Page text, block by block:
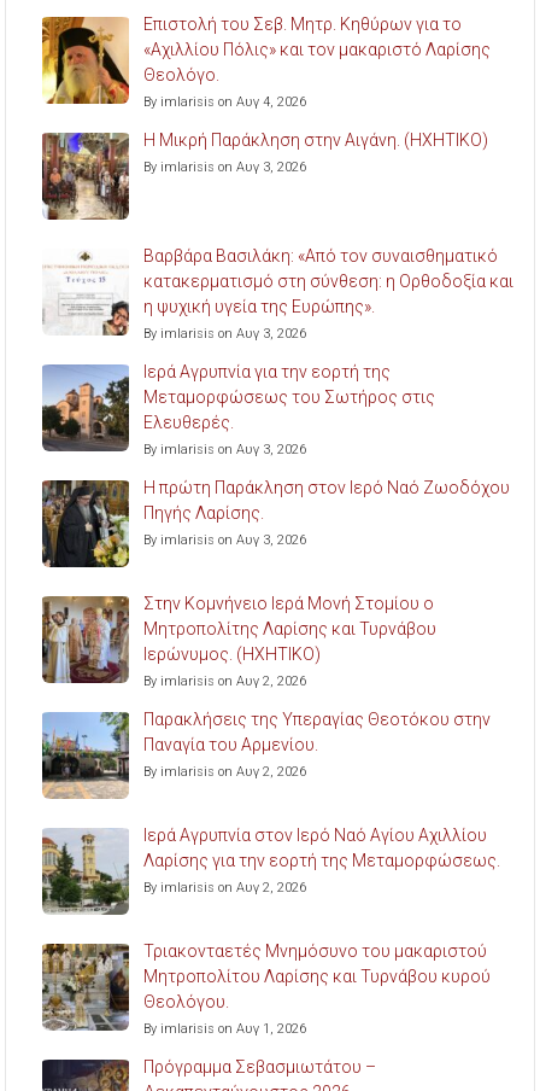
Επιστολή του Σεβ. Μητρ. Κηθύρων για το
«Αχιλλίου Πόλις» και τον μακαριστό Λαρίσης
Θεολόγο.
By imlarisis on Αυγ 4, 2026
Η Μικρή Παράκληση στην Αιγάνη. (ΗΧΗΤΙΚΟ)
By imlarisis on Αυγ 3, 2026
Βαρβάρα Βασιλάκη: «Από τον συναισθηματικό
κατακερματισμό στη σύνθεση: η Ορθοδοξία και
η ψυχική υγεία της Ευρώπης».
By imlarisis on Αυγ 3, 2026
Ιερά Αγρυπνία για την εορτή της
Μεταμορφώσεως του Σωτήρος στις
Ελευθερές.
By imlarisis on Αυγ 3, 2026
Η πρώτη Παράκληση στον Ιερό Ναό Ζωοδόχου
Πηγής Λαρίσης.
By imlarisis on Αυγ 3, 2026
Στην Κομνήνειο Ιερά Μονή Στομίου ο
Μητροπολίτης Λαρίσης και Τυρνάβου
Ιερώνυμος. (ΗΧΗΤΙΚΟ)
By imlarisis on Αυγ 2, 2026
Παρακλήσεις της Υπεραγίας Θεοτόκου στην
Παναγία του Αρμενίου.
By imlarisis on Αυγ 2, 2026
Ιερά Αγρυπνία στον Ιερό Ναό Αγίου Αχιλλίου
Λαρίσης για την εορτή της Μεταμορφώσεως.
By imlarisis on Αυγ 2, 2026
Τριακονταετές Μνημόσυνο του μακαριστού
Μητροπολίτου Λαρίσης και Τυρνάβου κυρού
Θεολόγου.
By imlarisis on Αυγ 1, 2026
Πρόγραμμα Σεβασμιωτάτου –